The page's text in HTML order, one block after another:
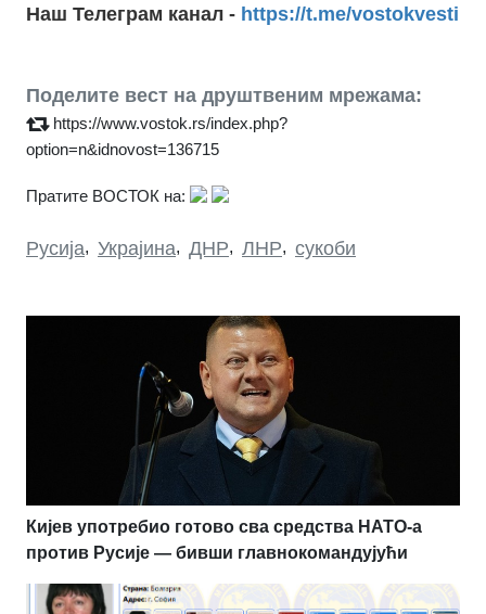
Наш Телеграм канал - https://t.me/vostokvesti
Поделите вест на друштвеним мрежама:
https://www.vostok.rs/index.php?
option=n&idnovost=136715
Пратите ВОСТОК на:
Русија, Украјина, ДНР, ЛНР, сукоби
Кијев употребио готово сва средства НАТО-а
против Русије — бивши главнокомандујући